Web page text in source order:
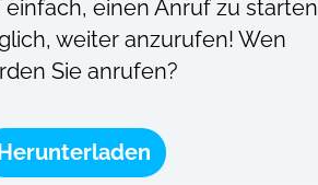
einfach, einen Anruf zu starten
weiter anzurufen! Wen
Sie anrufen?